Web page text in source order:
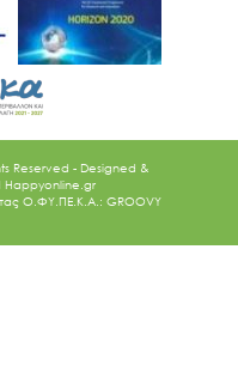
Reserved - Designed &
Happyonline.gr
Ο.ΦΥ.ΠΕ.Κ.Α.: GROOVY